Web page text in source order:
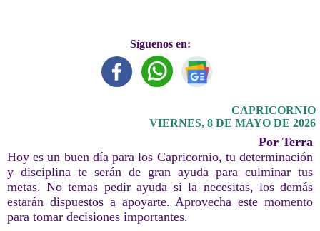
Síguenos en:
CAPRICORNIO
VIERNES, 8 DE MAYO DE 2026
Por Terra
Hoy es un buen día para los Capricornio, tu determinación
y disciplina te serán de gran ayuda para culminar tus
metas. No temas pedir ayuda si la necesitas, los demás
estarán dispuestos a apoyarte. Aprovecha este momento
para tomar decisiones importantes.